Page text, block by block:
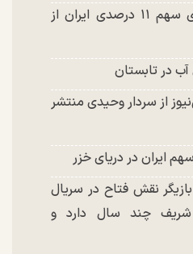
پاسخ عراقچی به ادعای سهم ۱۱ درصدی ایران از
در تابستان
از سردار وحیدی منتشر
ایران در دریای خزر
نقش فتاح در سریال
چند سال دارد و